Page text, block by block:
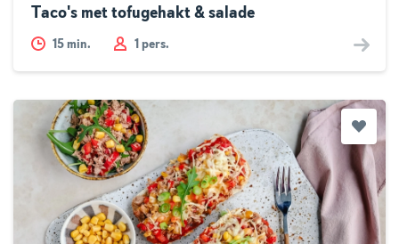
Taco's met tofugehakt & salade
15 min. 1 pers.